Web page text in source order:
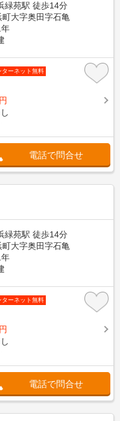
緑苑駅 徒歩14分
大字奥田字石亀
ターネット無料
電話で問合せ
緑苑駅 徒歩14分
大字奥田字石亀
ターネット無料
電話で問合せ